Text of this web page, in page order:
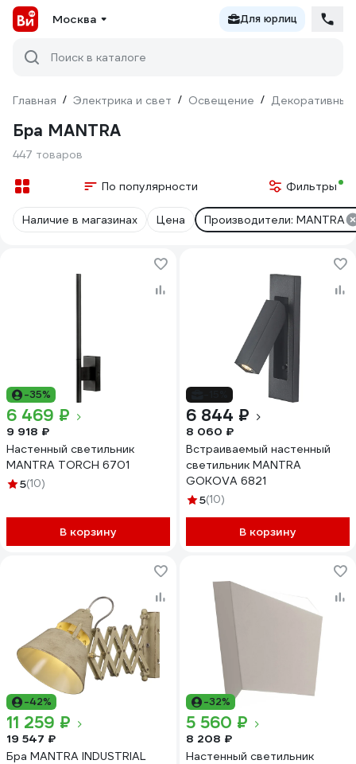
Москва Для юрлиц
Поиск в каталоге
Главная / Электрика и свет / Освещение / Декоративный
Бра MANTRA
447 товаров
По популярности Фильтры
Наличие в магазинах Цена Производители: MANTRA
-35%
6 469 ₽
9 918 ₽
Настенный светильник
MANTRA TORCH 6701
5(10)
В корзину
6 844 ₽
8 060 ₽
Встраиваемый настенный
светильник MANTRA
GOKOVA 6821
5(10)
В корзину
-42%
11 259 ₽
19 547 ₽
Бра MANTRA INDUSTRIAL
-32%
5 560 ₽
8 208 ₽
Настенный светильник